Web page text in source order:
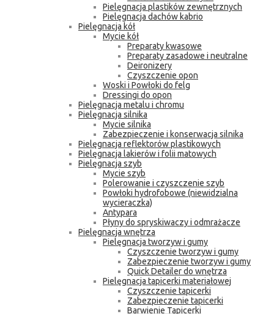
Pielęgnacja plastików zewnętrznych
Pielęgnacja dachów kabrio
Pielęgnacja kół
Mycie kół
Preparaty kwasowe
Preparaty zasadowe i neutralne
Deironizery
Czyszczenie opon
Woski i Powłoki do felg
Dressingi do opon
Pielęgnacja metalu i chromu
Pielęgnacja silnika
Mycie silnika
Zabezpieczenie i konserwacja silnika
Pielęgnacja reflektorów plastikowych
Pielęgnacja lakierów i folii matowych
Pielęgnacja szyb
Mycie szyb
Polerowanie i czyszczenie szyb
Powłoki hydrofobowe (niewidzialna
wycieraczka)
Antypara
Płyny do spryskiwaczy i odmrażacze
Pielęgnacja wnętrza
Pielęgnacja tworzyw i gumy
Czyszczenie tworzyw i gumy
Zabezpieczenie tworzyw i gumy
Quick Detailer do wnętrza
Pielęgnacja tapicerki materiałowej
Czyszczenie tapicerki
Zabezpieczenie tapicerki
Barwienie Tapicerki